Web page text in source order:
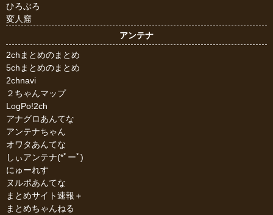
ひろぶろ
変人窟
アンテナ
2chまとめのまとめ
5chまとめのまとめ
2chnavi
２ちゃんマップ
LogPo!2ch
アナグロあんてな
アンテナちゃん
オワタあんてな
しぃアンテナ(*ﾟーﾟ)
にゅーれす
ヌルポあんてな
まとめサイト速報＋
まとめちゃんねる